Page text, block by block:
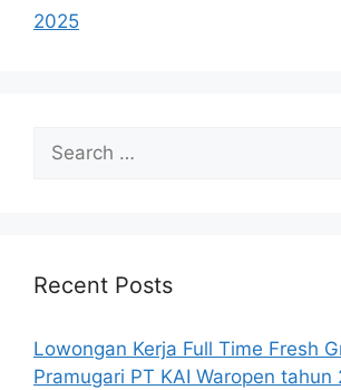
2025
for:
Recent Posts
Lowongan Kerja Full Time Fresh
Pramugari PT KAI Waropen tahun